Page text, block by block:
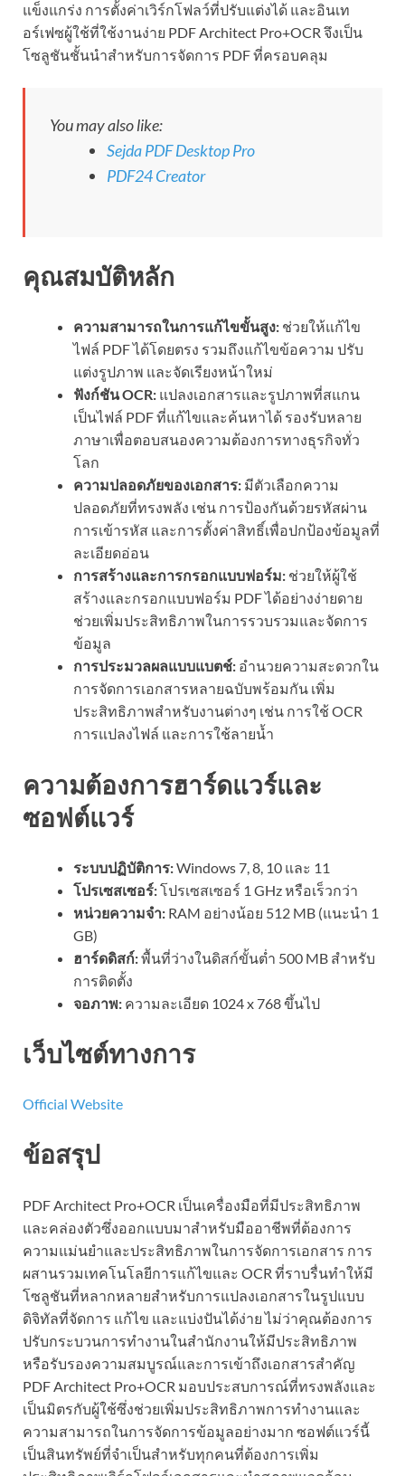
แข็งแกร่ง การตั้งค่าเวิร์กโฟลว์ที่ปรับแต่งได้ และอินเท
อร์เฟซผู้ใช้ที่ใช้งานง่าย PDF Architect Pro+OCR จึงเป็น
โซลูชันชั้นนำสำหรับการจัดการ PDF ที่ครอบคลุม
You may also like:
Sejda PDF Desktop Pro
PDF24 Creator
คุณสมบัติหลัก
ความสามารถในการแก้ไขขั้นสูง: ช่วยให้แก้ไข
ไฟล์ PDF ได้โดยตรง รวมถึงแก้ไขข้อความ ปรับ
แต่งรูปภาพ และจัดเรียงหน้าใหม่
ฟังก์ชัน OCR: แปลงเอกสารและรูปภาพที่สแกน
เป็นไฟล์ PDF ที่แก้ไขและค้นหาได้ รองรับหลาย
ภาษาเพื่อตอบสนองความต้องการทางธุรกิจทั่ว
โลก
ความปลอดภัยของเอกสาร: มีตัวเลือกความ
ปลอดภัยที่ทรงพลัง เช่น การป้องกันด้วยรหัสผ่าน
การเข้ารหัส และการตั้งค่าสิทธิ์เพื่อปกป้องข้อมูลที่
ละเอียดอ่อน
การสร้างและการกรอกแบบฟอร์ม: ช่วยให้ผู้ใช้
สร้างและกรอกแบบฟอร์ม PDF ได้อย่างง่ายดาย
ช่วยเพิ่มประสิทธิภาพในการรวบรวมและจัดการ
ข้อมูล
การประมวลผลแบบแบตช์: อำนวยความสะดวกใน
การจัดการเอกสารหลายฉบับพร้อมกัน เพิ่ม
ประสิทธิภาพสำหรับงานต่างๆ เช่น การใช้ OCR
การแปลงไฟล์ และการใช้ลายน้ำ
ความต้องการฮาร์ดแวร์และ
ซอฟต์แวร์
ระบบปฏิบัติการ:Windows 7, 8, 10 และ 11
โปรเซสเซอร์:โปรเซสเซอร์ 1 GHz หรือเร็วกว่า
หน่วยความจำ: RAM อย่างน้อย 512 MB (แนะนำ 1
GB)
ฮาร์ดดิสก์:พื้นที่ว่างในดิสก์ขั้นต่ำ 500 MB สำหรับ
การติดตั้ง
จอภาพ: ความละเอียด 1024 x 768 ขึ้นไป
เว็บไซต์ทางการ
Official Website
ข้อสรุป
PDF Architect Pro+OCR เป็นเครื่องมือที่มีประสิทธิภาพ
และคล่องตัวซึ่งออกแบบมาสำหรับมืออาชีพที่ต้องการ
ความแม่นยำและประสิทธิภาพในการจัดการเอกสาร การ
ผสานรวมเทคโนโลยีการแก้ไขและ OCR ที่ราบรื่นทำให้มี
โซลูชันที่หลากหลายสำหรับการแปลงเอกสารในรูปแบบ
ดิจิทัลที่จัดการ แก้ไข และแบ่งปันได้ง่าย ไม่ว่าคุณต้องการ
ปรับกระบวนการทำงานในสำนักงานให้มีประสิทธิภาพ
หรือรับรองความสมบูรณ์และการเข้าถึงเอกสารสำคัญ
PDF Architect Pro+OCR มอบประสบการณ์ที่ทรงพลังและ
เป็นมิตรกับผู้ใช้ซึ่งช่วยเพิ่มประสิทธิภาพการทำงานและ
ความสามารถในการจัดการข้อมูลอย่างมาก ซอฟต์แวร์นี้
เป็นสินทรัพย์ที่จำเป็นสำหรับทุกคนที่ต้องการเพิ่ม